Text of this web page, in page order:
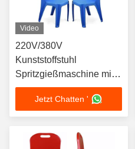
Video
220V/380V
Kunststoffstuhl
Spritzgießmaschine mit
7-15 KW Heizleistung
Jetzt Chatten '